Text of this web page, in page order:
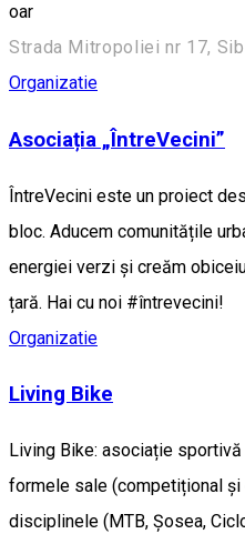
oar
Strada Mitropoliei nr 17,
Organizatie
Asociația „ÎntreVecini”
ÎntreVecini este un proiect
bloc. Aducem comunitățile
energiei verzi și creăm
țară. Hai cu noi #întrevecini!
Organizatie
Living Bike
Living Bike: asociație
formele sale (competițional
disciplinele (MTB, Șosea,